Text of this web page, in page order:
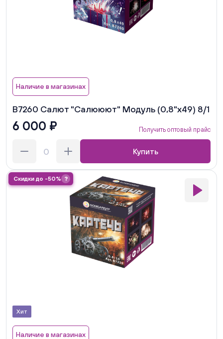
Наличие в магазинах
В7260 Салют "Салююют" Модуль (0,8"х49) 8/1
6 000 ₽ Получить оптовый прайс
Купить
Скидки до -50% ?
Хит
Наличие в магазинах